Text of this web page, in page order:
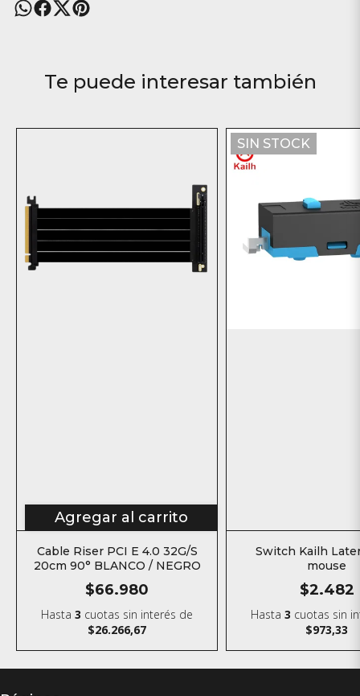
Te puede interesar también
Agregar al carrito
Cable Riser PCI E 4.0 32G/S
20cm 90° BLANCO / NEGRO
$66.980
Hasta3 cuotas sin interés de
$26.266,67
SIN STOCK
Switch Kailh
mouse
$2.482
Hasta3 cuotas sin
$973,33